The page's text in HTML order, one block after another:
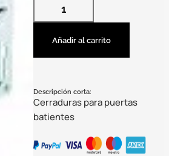
Añadir al carrito
Descripción corta:
Cerraduras para puertas
batientes